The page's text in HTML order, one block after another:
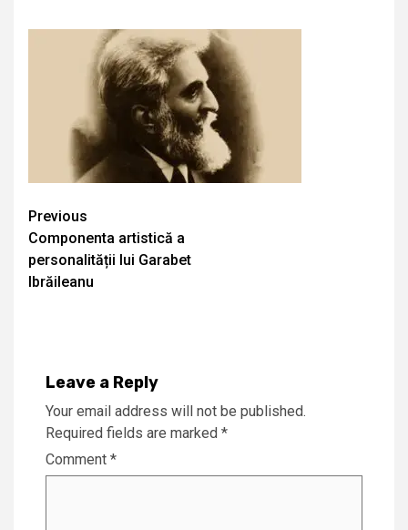
Continue
Reading
Previous
Componenta artistică a
personalității lui Garabet
Ibrăileanu
Leave a Reply
Your email address will not be published.
Required fields are marked *
Comment *